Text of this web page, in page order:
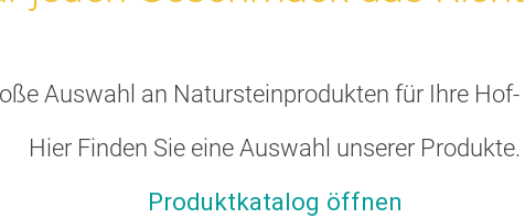
Auswahl an Natursteinprodukten für Ihre
Hier Finden Sie eine Auswahl unserer Produkte.
Produktkatalog öffnen